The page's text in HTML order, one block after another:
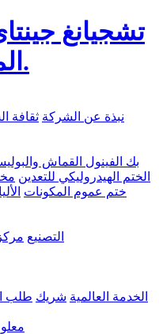
نبذة عن الشركة ثقافة
بك الفينول القماش
الختم الهيدروليكي للتعدين
ختم عموم المكونات
التصنيع
الخدمة العالمية شريك طلب